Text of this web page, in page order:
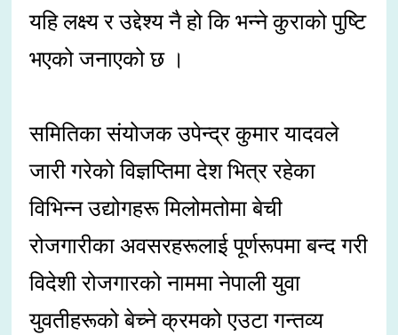
यहि लक्ष्य र उद्देश्य नै हो कि भन्ने कुराको पुष्टि
भएको जनाएको छ ।
समितिका संयोजक उपेन्द्र कुमार यादवले
जारी गरेको विज्ञप्तिमा देश भित्र रहेका
विभिन्न उद्योगहरू मिलोमतोमा बेची
रोजगारीका अवसरहरूलाई पूर्णरूपमा बन्द गरी
विदेशी रोजगारको नाममा नेपाली युवा
युवतीहरूको बेच्ने क्रमको एउटा गन्तव्य